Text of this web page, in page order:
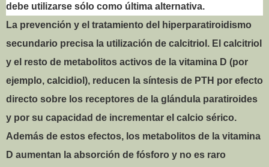
debe utilizarse sólo como última alternativa.
La prevención y el tratamiento del hiperparatiroidismo
secundario precisa la utilización de calcitriol. El calcitriol
y el resto de metabolitos activos de la vitamina D (por
ejemplo, calcidiol), reducen la síntesis de PTH por efecto
directo sobre los receptores de la glándula paratiroides
y por su capacidad de incrementar el calcio sérico.
Además de estos efectos, los metabolitos de la vitamina
D aumentan la absorción de fósforo y no es raro